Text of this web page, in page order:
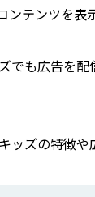
テンツを表
でも広告を
ッズの特徴や